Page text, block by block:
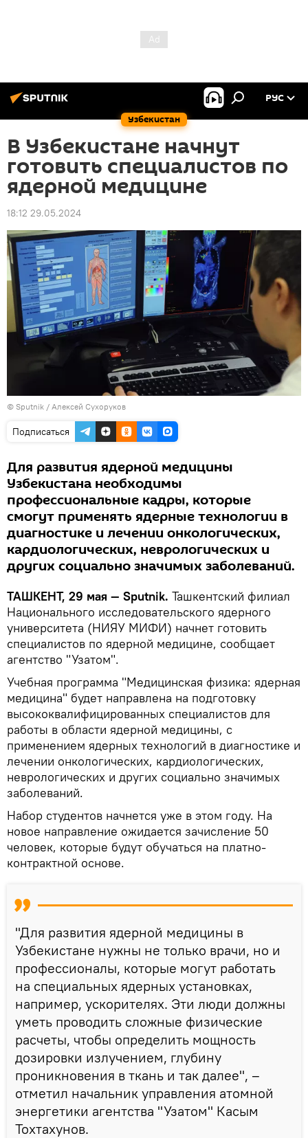
Узбекистан
РУС
В Узбекистане начнут
готовить специалистов по
ядерной медицине
18:12 29.05.2024
© Sputnik / Алексей Сухоруков
Подписаться
Для развития ядерной медицины
Узбекистана необходимы
профессиональные кадры, которые
смогут применять ядерные технологии в
диагностике и лечении онкологических,
кардиологических, неврологических и
других социально значимых заболеваний.
ТАШКЕНТ, 29 мая — Sputnik. Ташкентский филиал
Национального исследовательского ядерного
университета (НИЯУ МИФИ) начнет готовить
специалистов по ядерной медицине, сообщает
агентство "Узатом".
Учебная программа "Медицинская физика: ядерная
медицина" будет направлена на подготовку
высококвалифицированных специалистов для
работы в области ядерной медицины, с
применением ядерных технологий в диагностике и
лечении онкологических, кардиологических,
неврологических и других социально значимых
заболеваний.
Набор студентов начнется уже в этом году. На
новое направление ожидается зачисление 50
человек, которые будут обучаться на платно-
контрактной основе.
"Для развития ядерной медицины в
Узбекистане нужны не только врачи, но и
профессионалы, которые могут работать
на специальных ядерных установках,
например, ускорителях. Эти люди должны
уметь проводить сложные физические
расчеты, чтобы определить мощность
дозировки излучением, глубину
проникновения в ткань и так далее", –
отметил начальник управления атомной
энергетики агентства "Узатом" Касым
Тохтахунов.